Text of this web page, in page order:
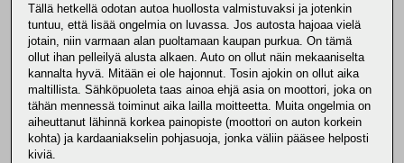
Tällä hetkellä odotan autoa huollosta valmistuvaksi ja jotenkin
tuntuu, että lisää ongelmia on luvassa. Jos autosta hajoaa vielä
jotain, niin varmaan alan puoltamaan kaupan purkua. On tämä
ollut ihan pelleilyä alusta alkaen. Auto on ollut näin mekaaniselta
kannalta hyvä. Mitään ei ole hajonnut. Tosin ajokin on ollut aika
maltillista. Sähköpuoleta taas ainoa ehjä asia on moottori, joka on
tähän mennessä toiminut aika lailla moitteetta. Muita ongelmia on
aiheuttanut lähinnä korkea painopiste (moottori on auton korkein
kohta) ja kardaaniakselin pohjasuoja, jonka väliin pääsee helposti
kiviä.